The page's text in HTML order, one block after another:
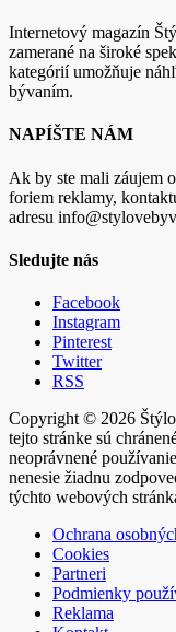
Internetový magazín
zamerané na široké
kategórií umožňuje
bývaním.
NAPÍŠTE NÁM
Ak by ste mali záujem
foriem reklamy,
adresu
Sledujte nás
Facebook
Instagram
Pinterest
Twitter
RSS
Copyright © 2026
tejto stránke sú
neoprávnené
nenesie žiadnu
týchto webových
Ochrana
Cookies
Partneri
Podmienky
Reklama